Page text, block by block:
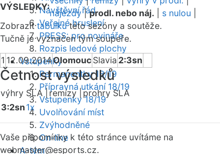
Návštěvní řád
Veřejné bruslení
PRESS: pro novináře
Rozpis ledové plochy
Vstupenky
Permanentky 18/19
Přípravná utkání 18/19
Vstupenky 18/19
Uvolňování míst
Zvýhodněné
On-line
A-tým
VÝSLEDKY:
nájezdy|prodl. nebo náj. s nulou
Zobrazittabulkutéto sezóny a soutěže.
Tučně je vyznačen tým soupeře.
1 12.09.2014OlomoucSlavia 2:3sn
Četnost výsledků
výhry SLA | remízy | prohry SLA
3:2sn1x
Vaše připomínky k této stránce uvítáme na
webmaster@esports.cz.